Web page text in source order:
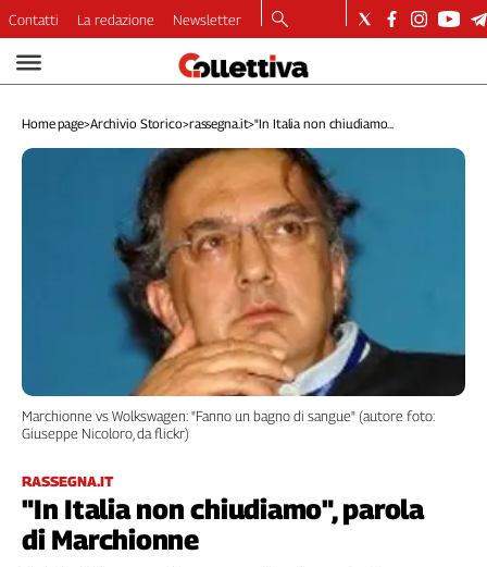
Video
Dirette
Longform
Internazionale
Culture
Filcams
Filctem
Contatti La redazione Newsletter
Home page>Archivio Storico>rassegna.it>"In Italia non chiudiamo...
RASSEGNA.IT
"In Italia non chiudiamo", parola
di Marchionne
Marchionne vs Wolkswagen: "Fanno un bagno di sangue" (autore foto:
Giuseppe Nicoloro, da flickr)